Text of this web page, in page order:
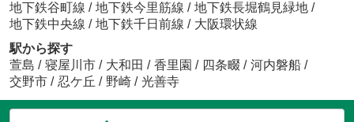
地下鉄谷町線 / 地下鉄今里筋線 / 地下鉄長堀鶴見緑地 /
地下鉄中央線 / 地下鉄千日前線 / 大阪環状線
駅から探す
萱島 / 寝屋川市 / 大和田 / 香里園 / 四条畷 / 河内磐船 /
交野市 / 忍ケ丘 / 野崎 / 光善寺